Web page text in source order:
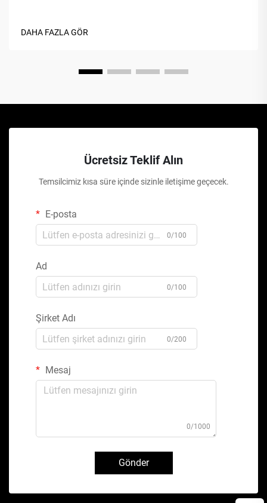
DAHA FAZLA GÖR
Ücretsiz Teklif Alın
Temsilcimiz kısa süre içinde sizinle iletişime geçecek.
E-posta
0/100
Ad
0/100
Şirket Adı
0/200
Mesaj
0/1000
Gönder